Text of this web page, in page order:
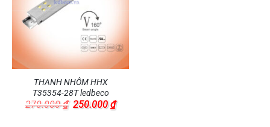
THANH NHÔM HHX
T35354-28T ledbeco
270.000₫ Giá
250.000₫Giá
hiện